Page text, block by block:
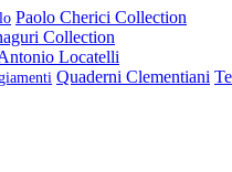
Paolo Cherici Collection
Collection
Locatelli
Quaderni Clementiani